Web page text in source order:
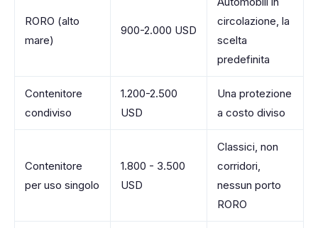
RORO (alto
mare)
900-2.000 USD
circolazione, la
scelta
predefinita
Contenitore
condiviso
1.200-2.500
USD
Una protezione
a costo diviso
Contenitore
per uso singolo
1.800 - 3.500
USD
Classici, non
corridori,
nessun porto
RORO